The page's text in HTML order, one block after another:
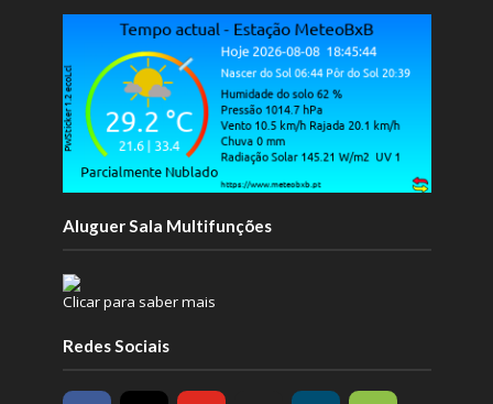
Aluguer Sala Multifunções
Clicar para saber mais
Redes Sociais